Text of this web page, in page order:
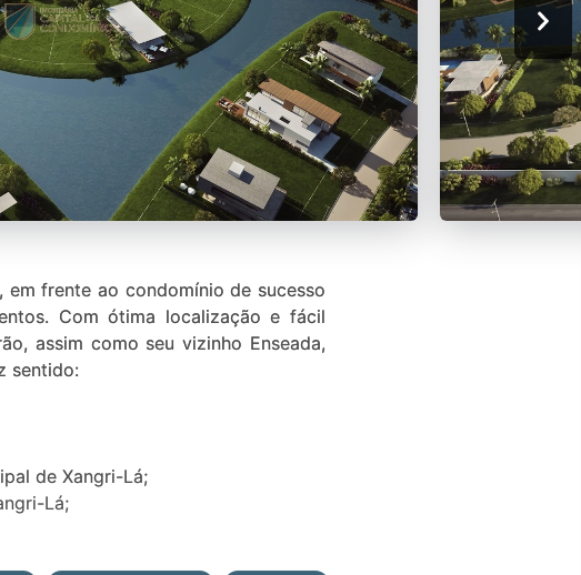
frente ao condomínio de sucesso
Com ótima localização e fácil
assim como seu vizinho Enseada,
sentido:
de Xangri-Lá;
Lá;